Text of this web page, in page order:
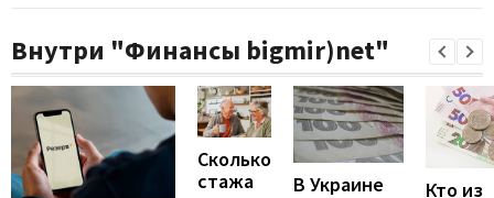
Внутри "Финансы bigmir)net"
Сколько
стажа
В Украине
Кто из